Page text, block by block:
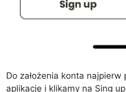
Do założenia konta
aplikację i klikamy na Sing